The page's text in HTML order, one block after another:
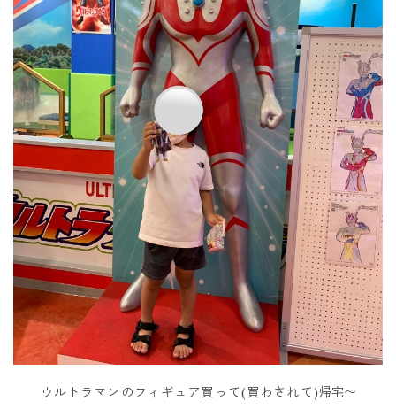
ウルトラマンのフィギュア買って(買わされて)帰宅〜